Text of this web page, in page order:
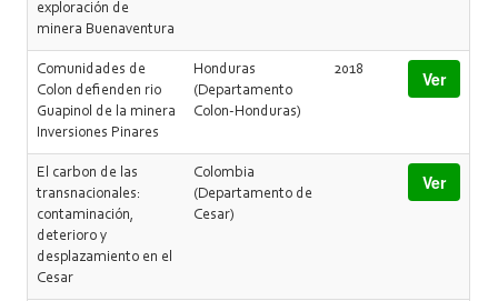
exploración de
minera Buenaventura
Comunidades de
Colon defienden rio
Guapinol de la minera
Inversiones Pinares
Honduras
(Departamento
Colon-Honduras)
2018 Ver
El carbon de las
transnacionales:
contaminación,
deterioro y
desplazamiento en el
Cesar
Colombia
(Departamento de
Cesar)
Ver